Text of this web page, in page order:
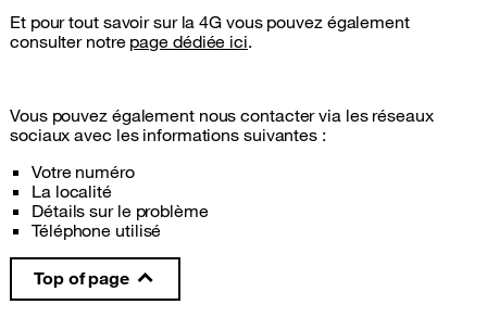
Et pour tout savoir sur la 4G vous pouvez également
consulter notre page dédiée ici.
Vous pouvez également nous contacter via les réseaux
sociaux avec les informations suivantes :
Votre numéro
La localité
Détails sur le problème
Téléphone utilisé
Top of page